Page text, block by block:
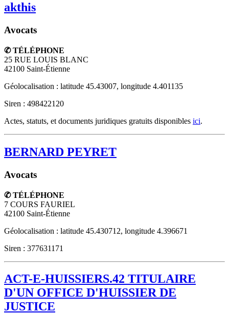
akthis
Avocats
✆ TÉLÉPHONE
25 RUE LOUIS BLANC
42100 Saint-Étienne
Géolocalisation : latitude 45.43007, longitude 4.401135
Siren : 498422120
Actes, statuts, et documents juridiques gratuits disponibles ici.
BERNARD PEYRET
Avocats
✆ TÉLÉPHONE
7 COURS FAURIEL
42100 Saint-Étienne
Géolocalisation : latitude 45.430712, longitude 4.396671
Siren : 377631171
ACT-E-HUISSIERS.42 TITULAIRE
D'UN OFFICE D'HUISSIER DE
JUSTICE